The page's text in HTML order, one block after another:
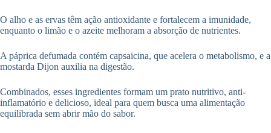
O alho e as ervas têm ação antioxidante e fortalecem a imunidade,
enquanto o limão e o azeite melhoram a absorção de nutrientes.
A páprica defumada contém capsaicina, que acelera o metabolismo, e a
mostarda Dijon auxilia na digestão.
Combinados, esses ingredientes formam um prato nutritivo, anti-
inflamatório e delicioso, ideal para quem busca uma alimentação
equilibrada sem abrir mão do sabor.